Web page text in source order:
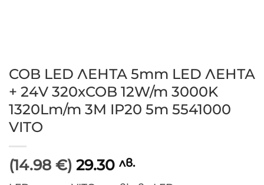
COB LED ЛЕНТА 5mm LED ЛЕНТА
+ 24V 320xCOB 12W/m 3000K
1320Lm/m 3M IP20 5m 5541000
VITO
(14.98 €) 29.30 лв.